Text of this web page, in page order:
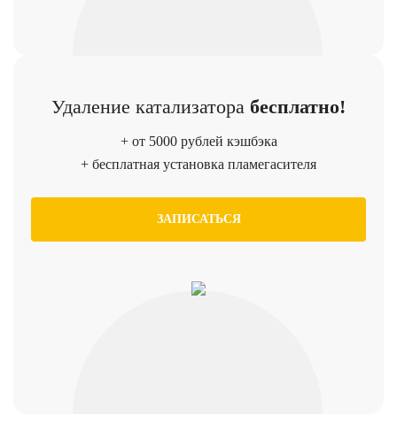
Удаление катализатора бесплатно!
+ от 5000 рублей кэшбэка
+ бесплатная установка пламегасителя
ЗАПИСАТЬСЯ